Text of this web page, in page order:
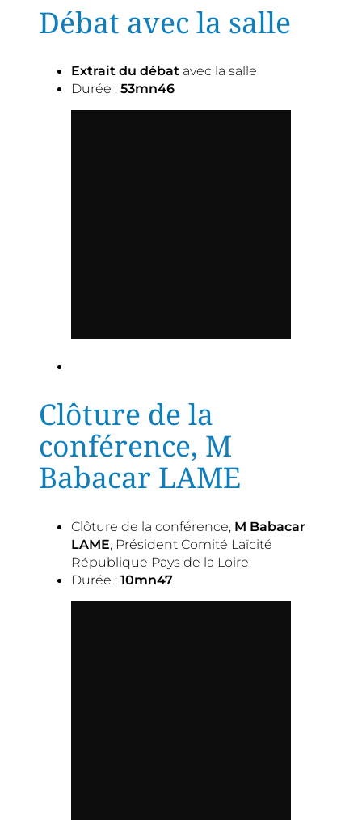
Débat avec la salle
Extrait du débat avec la salle
Durée : 53mn46
Clôture de la
conférence, M
Babacar LAME
Clôture de la conférence, M Babacar
LAME, Président Comité Laïcité
République Pays de la Loire
Durée : 10mn47